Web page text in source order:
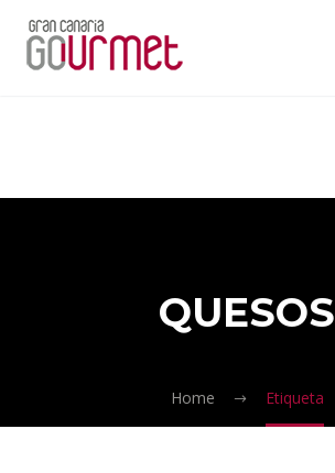
QUESOS
Home Etiqueta